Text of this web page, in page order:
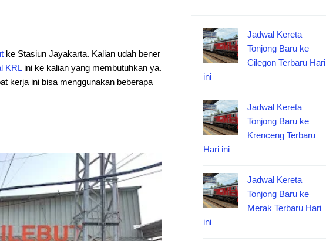
ke Stasiun Jayakarta. Kalian udah bener
KRLini ke kalian yang membutuhkan ya.
kerja ini bisa menggunakan beberapa
Jadwal Kereta
Tonjong Baru ke
Cilegon Terbaru Hari
ini
Jadwal Kereta
Tonjong Baru ke
Krenceng Terbaru
Hari ini
Jadwal Kereta
Tonjong Baru ke
Merak Terbaru Hari
ini